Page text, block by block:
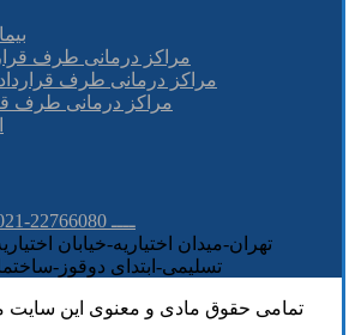
مراکز درمانی طرف
مراکز درمانی طرف
مراکز درمانی طرف
021-22766090 ــــ 22766080-021
تهران-میدان اختیاریه-خیابان
تسلیمی-ابتدای دوقوز-
تمامی حقوق مادی و معنوی این سایت